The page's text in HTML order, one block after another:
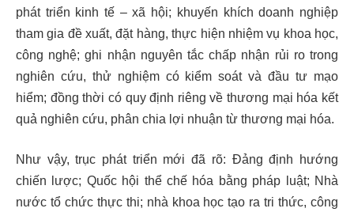
phát triển kinh tế – xã hội; khuyến khích doanh nghiệp
tham gia đề xuất, đặt hàng, thực hiện nhiệm vụ khoa học,
công nghệ; ghi nhận nguyên tắc chấp nhận rủi ro trong
nghiên cứu, thử nghiệm có kiểm soát và đầu tư mạo
hiểm; đồng thời có quy định riêng về thương mại hóa kết
quả nghiên cứu, phân chia lợi nhuận từ thương mại hóa.
Như vậy, trục phát triển mới đã rõ: Đảng định hướng
chiến lược; Quốc hội thể chế hóa bằng pháp luật; Nhà
nước tổ chức thực thi; nhà khoa học tạo ra tri thức, công